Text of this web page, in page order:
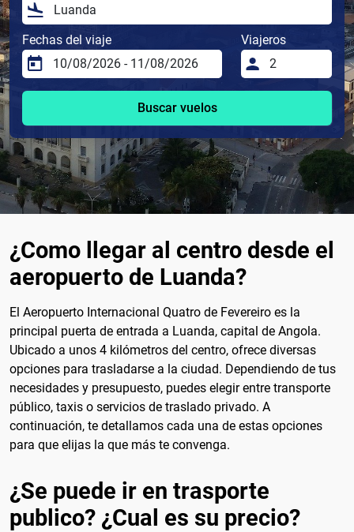
Fechas del viaje Viajeros
Buscar vuelos
¿Como llegar al centro desde el
aeropuerto de Luanda?
El Aeropuerto Internacional Quatro de Fevereiro es la
principal puerta de entrada a Luanda, capital de Angola.
Ubicado a unos 4 kilómetros del centro, ofrece diversas
opciones para trasladarse a la ciudad. Dependiendo de tus
necesidades y presupuesto, puedes elegir entre transporte
público, taxis o servicios de traslado privado. A
continuación, te detallamos cada una de estas opciones
para que elijas la que más te convenga.
¿Se puede ir en trasporte
publico? ¿Cual es su precio?